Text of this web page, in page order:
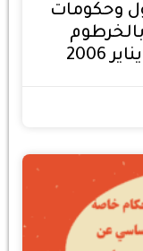
وحكومات
بالخرطوم